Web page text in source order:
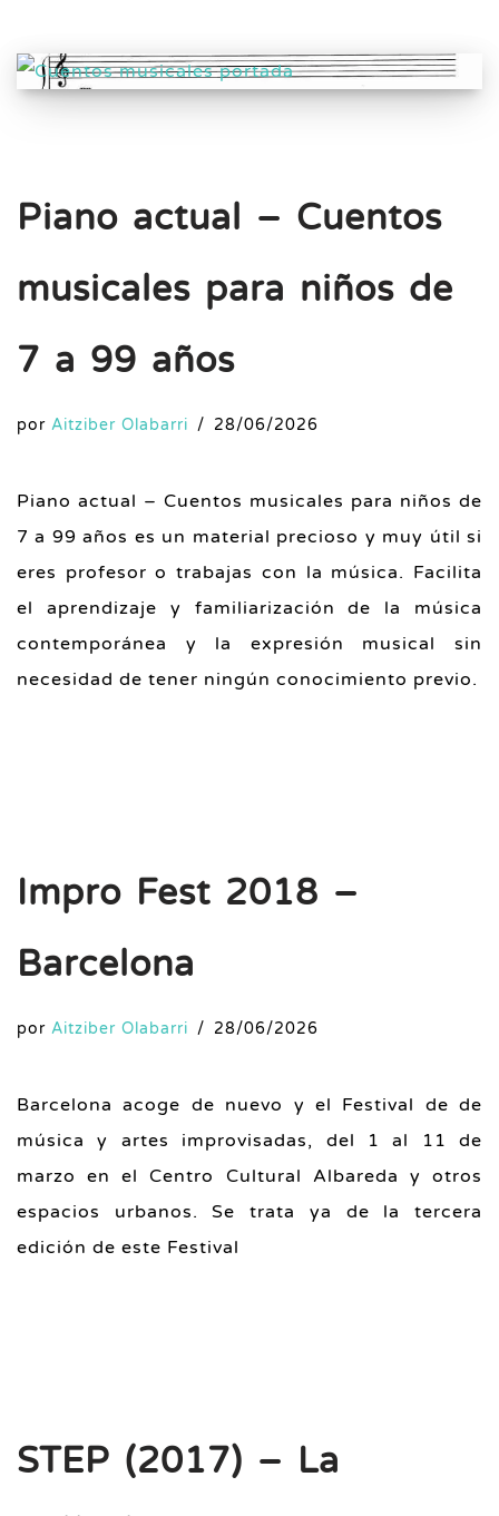
Piano actual – Cuentos
musicales para niños de
7 a 99 años
por Aitziber Olabarri 28/06/2026
Piano actual – Cuentos musicales para niños de
7 a 99 años es un material precioso y muy útil si
eres profesor o trabajas con la música. Facilita
el aprendizaje y familiarización de la música
contemporánea y la expresión musical sin
necesidad de tener ningún conocimiento previo.
Impro Fest 2018 –
Barcelona
por Aitziber Olabarri 28/06/2026
Barcelona acoge de nuevo y el Festival de de
música y artes improvisadas, del 1 al 11 de
marzo en el Centro Cultural Albareda y otros
espacios urbanos. Se trata ya de la tercera
edición de este Festival
STEP (2017) – La